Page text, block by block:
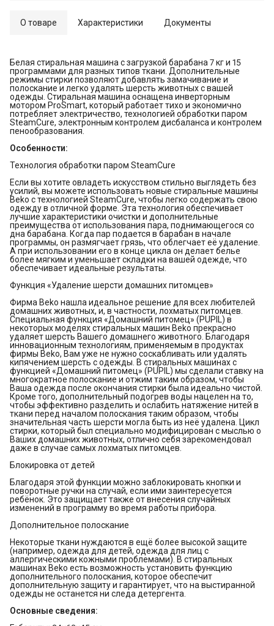
О товаре Характеристики Документы
Белая стиральная машина с загрузкой барабана 7 кг и 15
программами для разных типов ткани. Дополнительные
режимы стирки позволяют добавлять замачивание и
полоскание и легко удалять шерсть животных с вашей
одежды. Стиральная машина оснащена инверторным
мотором ProSmart, который работает тихо и экономично
потребляет электричество, технологией обработки паром
SteamCure, электронным контролем дисбаланса и контролем
пенообразования.
Особенности:
Технология обработки паром SteamCure
Если вы хотите овладеть искусством стильно выглядеть без
усилий, вы можете использовать новые стиральные машины
Beko с технологией SteamCure, чтобы легко содержать свою
одежду в отличной форме. Эта технология обеспечивает
лучшие характеристики очистки и дополнительные
преимущества от использования пара, поднимающегося со
дна барабана. Когда пар подается в барабан в начале
программы, он размягчает грязь, что облегчает её удаление.
А при использовании его в конце цикла он делает белье
более мягким и уменьшает складки на вашей одежде, что
обеспечивает идеальные результаты.
Функция «Удаление шерсти домашних питомцев»
Фирма Beko нашла идеальное решение для всех любителей
домашних животных, и, в частности, лохматых питомцев.
Специальная функция «Домашний питомец» (PUPIL) в
некоторых моделях стиральных машин Beko прекрасно
удаляет шерсть Вашего домашнего животного. Благодаря
инновационным технологиям, применяемым в продуктах
фирмы Beko, Вам уже не нужно соскабливать или удалять
кипячением шерсть с одежды. В стиральных машинах с
функцией «Домашний питомец» (PUPIL) мы сделали ставку на
многократное полоскание и отжим таким образом, чтобы
Ваша одежда после окончания стирки была идеально чистой.
Кроме того, дополнительный подогрев воды нацелен на то,
чтобы эффективно разделить и ослабить натяжение нитей в
ткани перед началом полоскания таким образом, чтобы
значительная часть шерсти могла быть из неё удалена. Цикл
стирки, который был специально модифицирован с мыслью о
Ваших домашних животных, отлично себя зарекомендовал
даже в случае самых лохматых питомцев.
Блокировка от детей
Благодаря этой функции можно заблокировать кнопки и
поворотные ручки на случай, если ими заинтересуется
ребёнок. Это защищает также от внесения случайных
изменений в программу во время работы прибора.
Дополнительное полоскание
Некоторые ткани нуждаются в ещё более высокой защите
(например, одежда для детей, одежда для лиц с
аллергическими кожными проблемами). В стиральных
машинах Beko есть возможность установить функцию
дополнительного полоскания, которое обеспечит
дополнительную защиту и гарантирует, что на выстиранной
одежды не останется ни следа детергента.
Основные сведения: